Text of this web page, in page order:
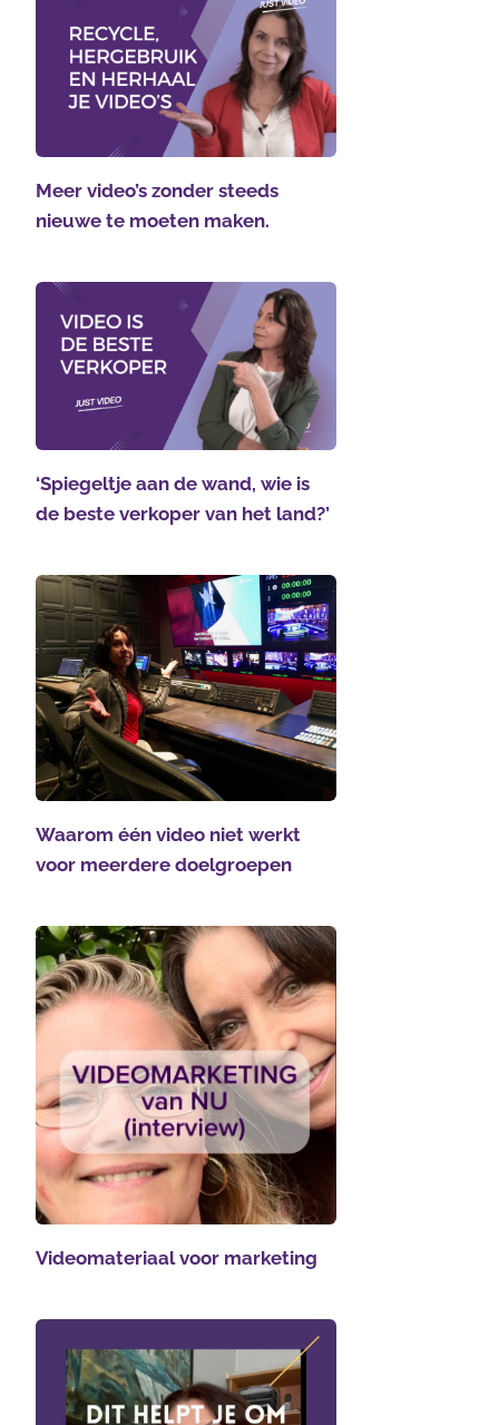
Meer video’s zonder steeds
nieuwe te moeten maken.
‘Spiegeltje aan de wand, wie is
de beste verkoper van het land?’
Waarom één video niet werkt
voor meerdere doelgroepen
Videomateriaal voor marketing